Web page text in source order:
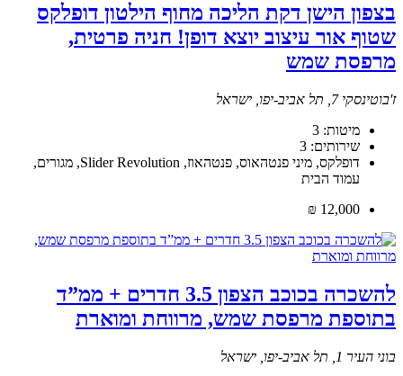
בצפון הישן דקת הליכה מחוף הילטון דופלקס
שטוף אור עיצוב יוצא דופן! חניה פרטית,
מרפסת שמש
ז'בוטינסקי 7, תל אביב-יפו, ישראל
מיטות: 3
שירותים: 3
דופלקס, מיני פנטהאוס, פנטהאוז, Slider Revolution, מגורים,
עמוד הבית
12,000 ₪
להשכרה בכוכב הצפון 3.5 חדרים + ממ”ד
בתוספת מרפסת שמש, מרווחת ומוארת
בוני העיר 1, תל אביב-יפו, ישראל